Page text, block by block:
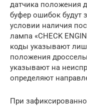
датчика положения
буфер ошибок будут
условии наличия
лампа «CHECK
коды указывают
положения
указывают на
определяют
При